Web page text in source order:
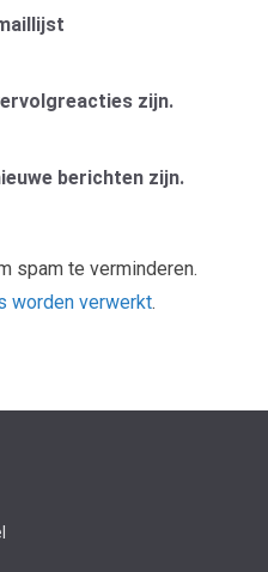
zijn.
berichten zijn.
spam te verminderen.
worden verwerkt.